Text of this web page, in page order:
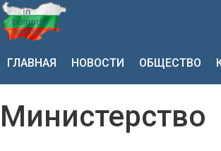
ГЛАВНАЯ НОВОСТИ ОБЩЕСТВО
Министерство